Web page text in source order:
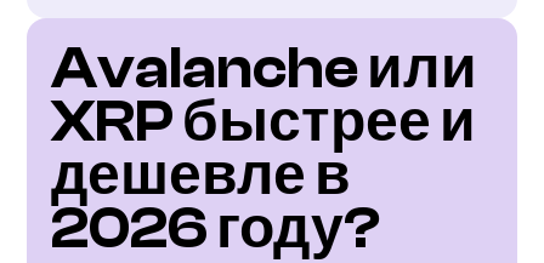
Avalanche или
XRP быстрее и
дешевле в
2026 году?